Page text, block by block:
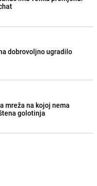
dobrovoljno ugradilo
mreža na kojoj nema
golotinja